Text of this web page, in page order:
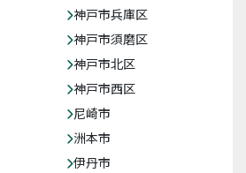
神戸市兵庫区
神戸市須磨区
神戸市北区
神戸市西区
尼崎市
洲本市
伊丹市